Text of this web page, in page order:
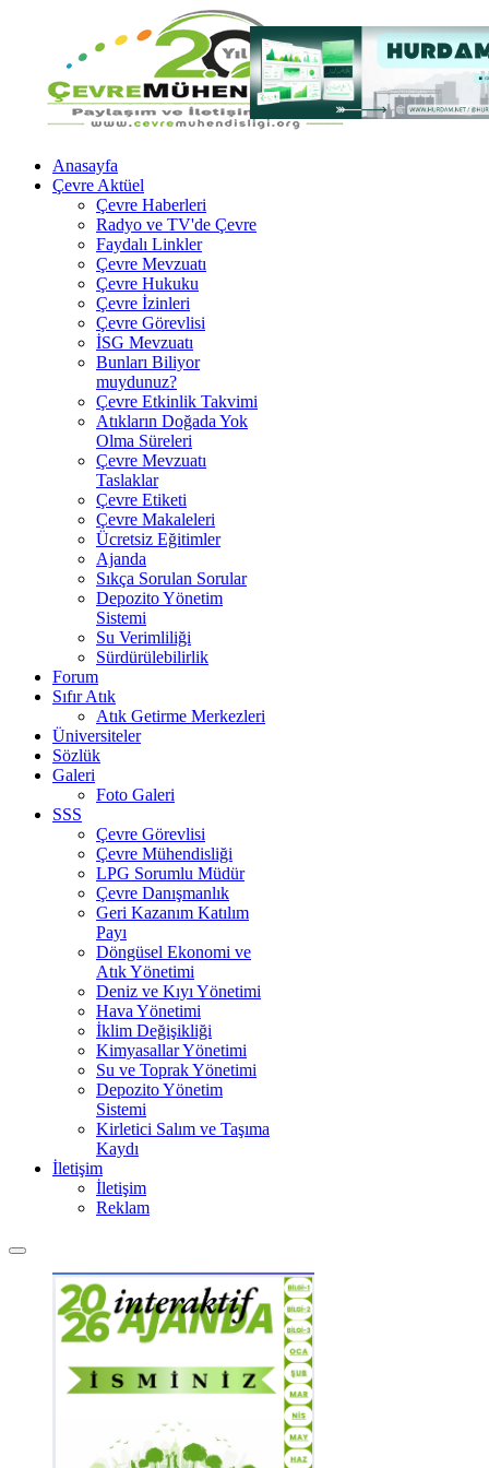
Anasayfa
Çevre Aktüel
Çevre Haberleri
Radyo ve TV'de Çevre
Faydalı Linkler
Çevre Mevzuatı
Çevre Hukuku
Çevre İzinleri
Çevre Görevlisi
İSG Mevzuatı
Bunları Biliyor
muydunuz?
Çevre Etkinlik Takvimi
Atıkların Doğada Yok
Olma Süreleri
Çevre Mevzuatı
Taslaklar
Çevre Etiketi
Çevre Makaleleri
Ücretsiz Eğitimler
Ajanda
Sıkça Sorulan Sorular
Depozito Yönetim
Sistemi
Su Verimliliği
Sürdürülebilirlik
Forum
Sıfır Atık
Atık Getirme Merkezleri
Üniversiteler
Sözlük
Galeri
Foto Galeri
SSS
Çevre Görevlisi
Çevre Mühendisliği
LPG Sorumlu Müdür
Çevre Danışmanlık
Geri Kazanım Katılım
Payı
Döngüsel Ekonomi ve
Atık Yönetimi
Deniz ve Kıyı Yönetimi
Hava Yönetimi
İklim Değişikliği
Kimyasallar Yönetimi
Su ve Toprak Yönetimi
Depozito Yönetim
Sistemi
Kirletici Salım ve Taşıma
Kaydı
İletişim
İletişim
Reklam